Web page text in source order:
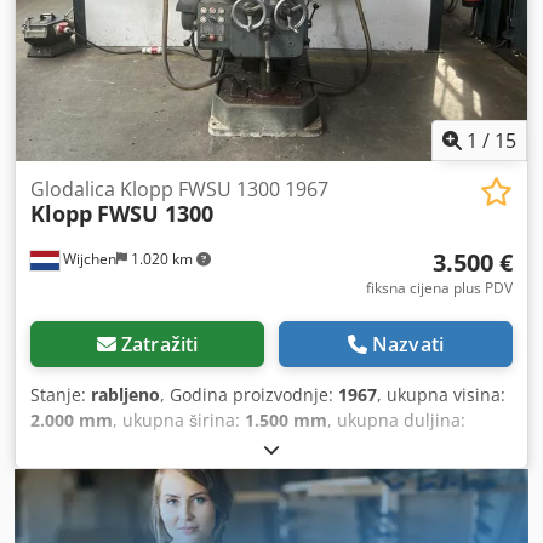
pomaka - vertikalno: 0 - 220 mm/min Područje pomaka -
horizontalno: 0 - 660 mm/min Ukupna potrošnja snage: 6,3
kW Težina stroja cca: 2,0 t Potrebni prostor cca: 2,0 x 1,2 x
1,9 m Upravljanje: konvencionalno Lokacija: Chemnitz
Werkzeug-Eylert GmbH & Co. KG Friedrich-Oskar-
Schimmel-Straße 3 09120 Chemnitz
1 / 15
Wijchen 1.020 km
Glodalica Klopp FWSU 1300 1967
Klopp FWSU 1300
3.500 €
fiksna cijena plus PDV
Zatražiti Nazvati
Stanje: rabljeno, Godina proizvodnje: 1967, ukupna visina:
2.000 mm, ukupna širina: 1.500 mm, ukupna duljina:
, Boja: siva Chsdpfx Amoyym Rie Tja Vlastita
masa: 3.000 kg - Godina proizvodnje: 1967 - Dokumentacija
dostupna: da - CE-certifikat prisutan: ne - Serijski broj:
2166 - Upravljanje: konvencionalno -